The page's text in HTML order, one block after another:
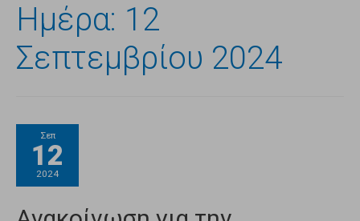
Ημέρα: 12
Σεπτεμβρίου 2024
Σεπ
12
2024